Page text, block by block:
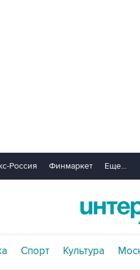
Россия Финмаркет Еще...
Спорт Культура